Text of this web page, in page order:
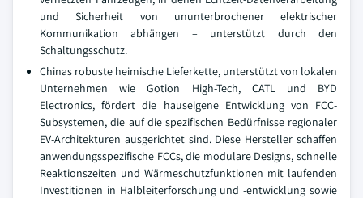
und Sicherheit von ununterbrochener elektrischer
Kommunikation abhängen – unterstützt durch den
Schaltungsschutz.
Chinas robuste heimische Lieferkette, unterstützt von lokalen
Unternehmen wie Gotion High-Tech, CATL und BYD
Electronics, fördert die hauseigene Entwicklung von FCC-
Subsystemen, die auf die spezifischen Bedürfnisse regionaler
EV-Architekturen ausgerichtet sind. Diese Hersteller schaffen
anwendungsspezifische FCCs, die modulare Designs, schnelle
Reaktionszeiten und Wärmeschutzfunktionen mit laufenden
Investitionen in Halbleiterforschung und -entwicklung sowie